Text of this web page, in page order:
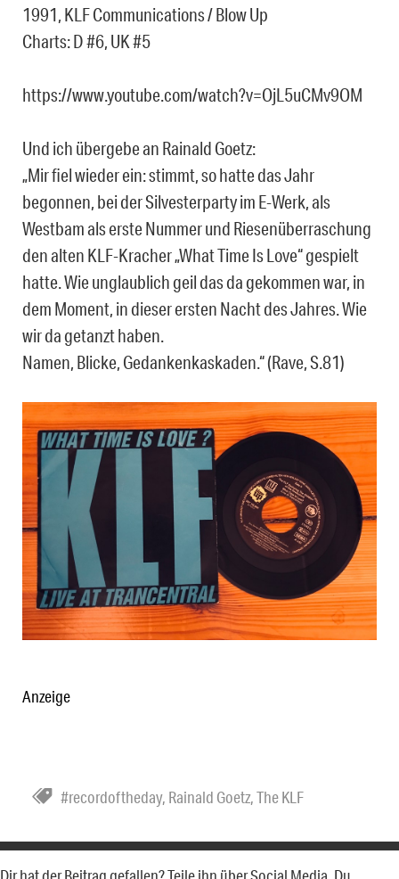
1991, KLF Communications / Blow Up
Charts: D #6, UK #5
https://www.youtube.com/watch?v=OjL5uCMv9OM
Und ich übergebe an Rainald Goetz:
„Mir fiel wieder ein: stimmt, so hatte das Jahr
begonnen, bei der Silvesterparty im E-Werk, als
Westbam als erste Nummer und Riesenüberraschung
den alten KLF-Kracher „What Time Is Love“ gespielt
hatte. Wie unglaublich geil das da gekommen war, in
dem Moment, in dieser ersten Nacht des Jahres. Wie
wir da getanzt haben.
Namen, Blicke, Gedankenkaskaden.“ (Rave, S.81)
Anzeige
#recordoftheday, Rainald Goetz,The KLF